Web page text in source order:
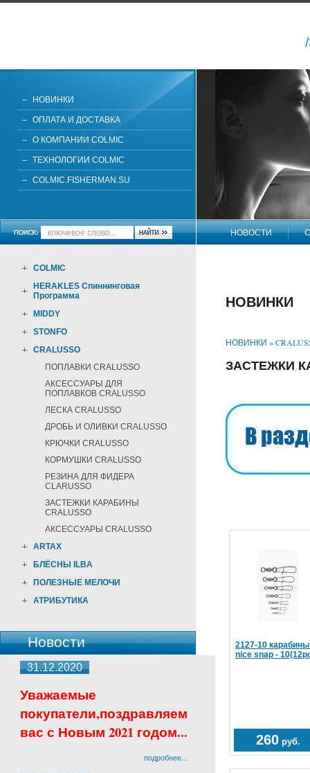
НОВИНКИ
ОПЛАТА И ДОСТАВКА
О КОМПАНИИ COLMIC
ТЕХНОЛОГИИ COLMIC
COLMIC.FISHERMAN.SU
COLMIC
HERAKLES Спиннинговая
Программа
MIDDY
STONFO
CRALUSSO
ПОПЛАВКИ CRALUSSO
АКСЕССУАРЫ ДЛЯ
ПОПЛАВКОВ CRALUSSO
ЛЕСКА CRALUSSO
ДРОБЬ И ОЛИВКИ CRALUSSO
КРЮЧКИ CRALUSSO
КОРМУШКИ CRALUSSO
РЕЗИНА ДЛЯ ФИДЕРА
CLARUSSO
ЗАСТЕЖКИ КАРАБИНЫ
CRALUSSO
АКСЕССУАРЫ CRALUSSO
ARTAX
БЛЁСНЫ ILBA
ПОЛЕЗНЫЕ МЕЛОЧИ
АТРИБУТИКА
Новости
31.12.2020
Уважаемые
покупатели,поздравляем
вас с Новым 2021 годом...
подробнее...
НОВОСТИ
НОВИНКИ
НОВИНКИ »
ЗАСТЕЖКИ
2127-10
nice snap -
260 руб.